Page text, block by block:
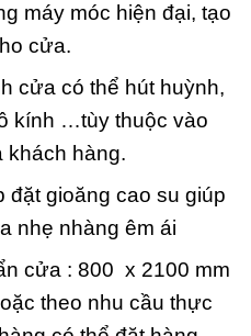
máy móc hiện đại, tạo
cửa.
cửa có thể hút huỳnh,
kính …tùy thuộc vào
khách hàng.
gioăng cao su giúp
nhẹ nhàng êm ái
cửa : 800 x 2100 mm
theo nhu cầu thực